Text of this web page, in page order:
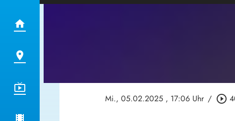
Mi., 05.02.2025 , 17:06 Uhr / play_circle_outline